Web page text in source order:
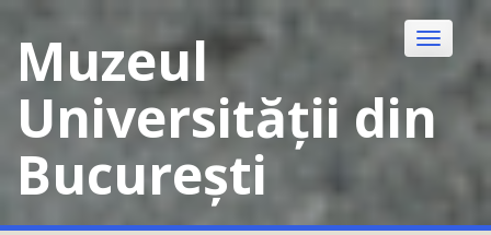
contentMuzeul
Universității din
București
Toggle
navigation